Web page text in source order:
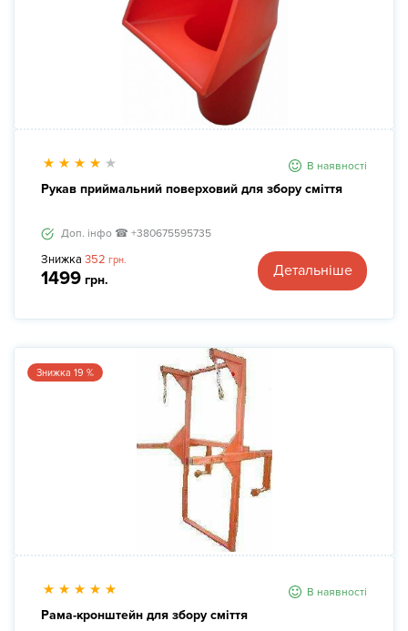
В наявності
Рукав приймальний поверховий для збору сміття
Доп. інфо ☎ +380675595735
Знижка 352 грн.
1499 грн.
Детальніше
Знижка 19 %
В наявності
Рама-кронштейн для збору сміття